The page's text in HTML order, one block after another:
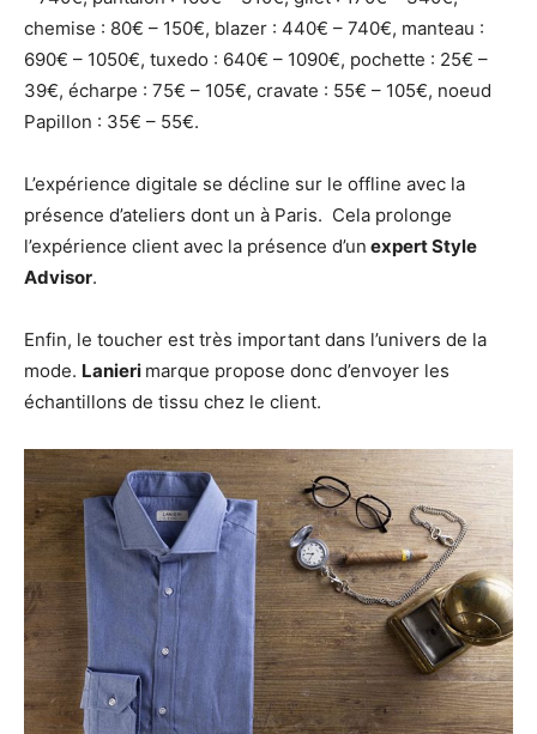
chemise : 80€ – 150€, blazer : 440€ – 740€, manteau :
690€ – 1050€, tuxedo : 640€ – 1090€, pochette : 25€ –
39€, écharpe : 75€ – 105€, cravate : 55€ – 105€, noeud
Papillon : 35€ – 55€.
L’expérience digitale se décline sur le offline avec la
présence d’ateliers dont un à Paris. Cela prolonge
l’expérience client avec la présence d’un expert Style
Advisor.
Enfin, le toucher est très important dans l’univers de la
mode. Lanieri marque propose donc d’envoyer les
échantillons de tissu chez le client.